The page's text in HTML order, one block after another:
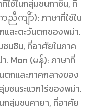
ช้ในกลุ่มชนกาชิน, ที่
ညီကျိာ်): ภาษาที่ใช้ใน
ละตะวันตกของพม่า.
นชิน, ที่อาศัยในภาค
. Mon (မန်): ภาษาที่
ตกและภาคกลางของ
ชนระแวกไร่ของพม่า.
ลุ่มชนคายา, ที่อาศัย